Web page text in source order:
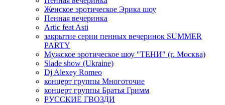
Женское эротическое Эрика шоу
Пенная вечеринка
Artic feat Asti
закрытие серии пенных вечеринок SUMMER
PARTY
Мужское эротическое шоу "ТЕНИ" (г. Москва)
Slade show (Ukraine)
Dj Alexey Romeo
концерт группы Многоточие
концерт группы Братья Гримм
РУССКИЕ ГВОЗДИ